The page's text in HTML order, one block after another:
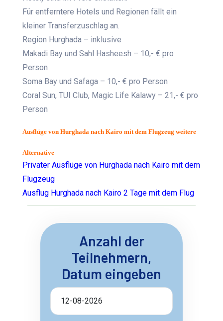
Für entferntere Hotels und Regionen fällt ein
kleiner Transferzuschlag an.
Region Hurghada – inklusive
Makadi Bay und Sahl Hasheesh – 10,- € pro
Person
Soma Bay und Safaga – 10,- € pro Person
Coral Sun, TUI Club, Magic Life Kalawy – 21,- € pro
Person
Ausflüge von Hurghada nach Kairo mit dem Flugzeug weitere
Alternative
Privater Ausflüge von Hurghada nach Kairo mit dem
Flugzeug
Ausflug Hurghada nach Kairo 2 Tage mit dem Flug
Anzahl der
Teilnehmern,
Datum eingeben